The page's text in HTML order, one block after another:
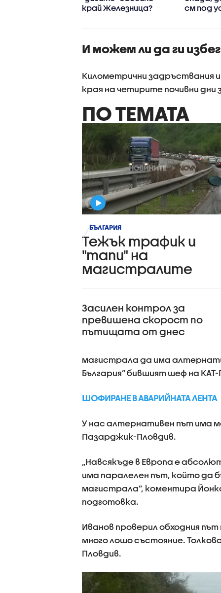
край Железница?
см под
И можем ли да ги
Километрични задръствания
края на четирите почивни дни
ПО ТЕМАТА
БЪЛГАРИЯ
Тежък трафик и
"тапи" на
магистралите
Засилен контрол за
превишена скорост по
пътищата от днес
магистрала да има
България” бившият шеф на
ШОФИРАНЕ В АВАРИЙНАТА ЛЕНТА
У нас алтернативен път има
Пазарджик-Пловдив.
„Навсякъде в Европа е
има паралелен път, който да
магистрала”, коментира
подготовка.
Иванов проверил обходния
много лошо състояние.
Пловдив.